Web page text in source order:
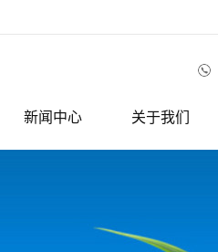
新闻中心 关于我们